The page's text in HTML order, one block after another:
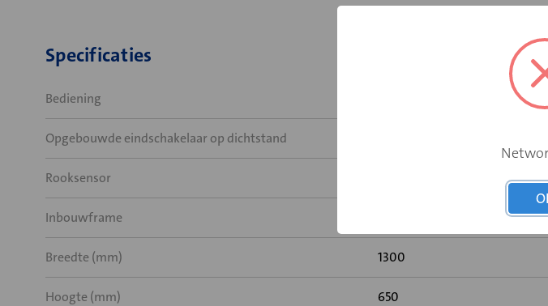
Specificaties
Bediening
Opgebouwde eindschakelaar op dichtstand
Rooksensor
Inbouwframe
Breedte (mm) 1300
Hoogte (mm) 650